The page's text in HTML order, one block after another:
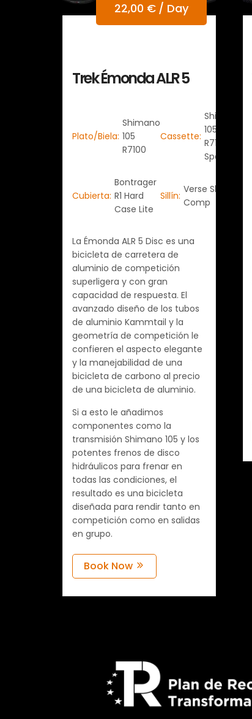
22,00 € / Day
Trek Émonda ALR 5
Plato/Biela:
Shimano
105
R7100
Cassette:
Shimano
105
R7100 12
Speed
Cubierta:
Bontrager
R1 Hard
Case Lite
Sillín:
Verse Short
Comp
La Émonda ALR 5 Disc es una
bicicleta de carretera de
aluminio de competición
superligera y con gran
capacidad de respuesta. El
avanzado diseño de los tubos
de aluminio Kammtail y la
geometría de competición le
confieren el aspecto elegante
y la manejabilidad de una
bicicleta de carbono al precio
de una bicicleta de aluminio.
Si a esto le añadimos
componentes como la
transmisión Shimano 105 y los
potentes frenos de disco
hidráulicos para frenar en
todas las condiciones, el
resultado es una bicicleta
diseñada para rendir tanto en
competición como en salidas
en grupo.
Book Now